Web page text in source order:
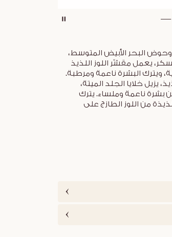
وحوض البحر الأبيض المتوسط،
يعمل مقشّر اللوز اللذيذ
البشرة ناعمة ومرطبة.
يزيل خلايا الجلد الميتة،
ناعمة وملساء. يترك
من اللوز الطازج على